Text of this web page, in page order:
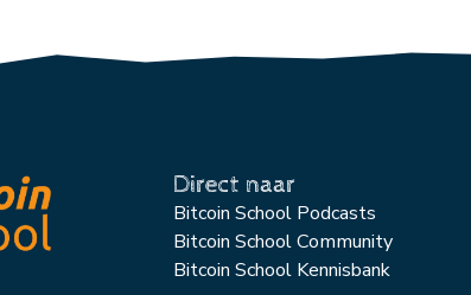
Direct naar
Bitcoin School Podcasts
Bitcoin School Community
Bitcoin School Kennisbank